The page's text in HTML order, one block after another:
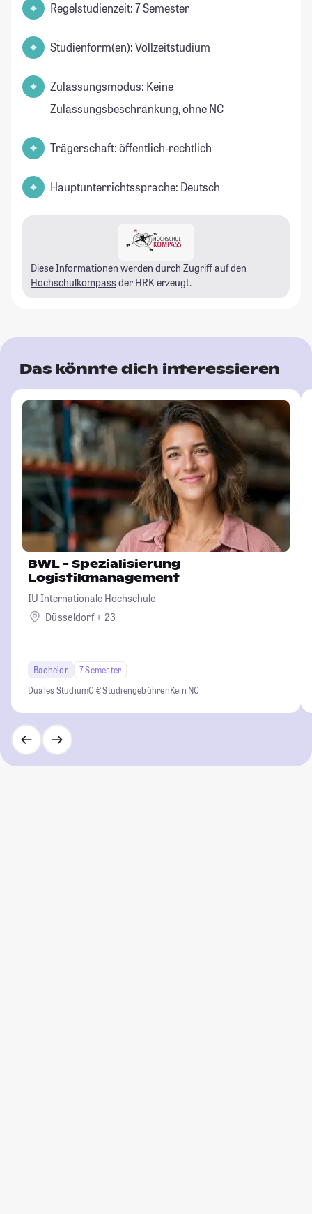
Regelstudienzeit: 7 Semester
Studienform(en): Vollzeitstudium
Zulassungsmodus: Keine
Zulassungsbeschränkung, ohne NC
Trägerschaft: öffentlich-rechtlich
Hauptunterrichtssprache: Deutsch
Diese Informationen werden durch Zugriff auf den
Hochschulkompass der HRK erzeugt.
Das könnte dich interessieren
BWL - Spezialisierung
Logistikmanagement
IU Internationale Hochschule
Düsseldorf + 23
Bachelor
7 Semester
Duales Studium0 € StudiengebührenKein NC